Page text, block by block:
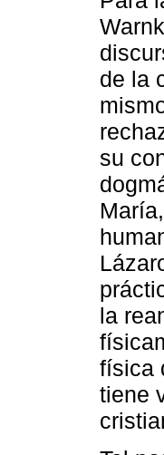
de la
su
la
física
tiene